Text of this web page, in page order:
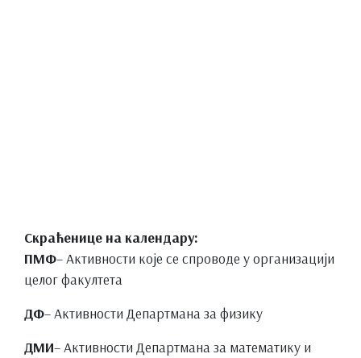
Скраћенице на календару:
ПМФ– Активности које се спроводе у организацији
целог факултета
ДФ– Активности Департмана за физику
ДМИ– Активности Департмана за математику и